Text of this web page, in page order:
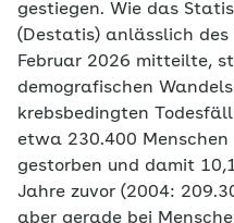
gestiegen. Wie das
(Destatis) anlässlich
Februar 2026 mitteilte,
demografischen
krebsbedingten
etwa 230.400
gestorben und damit
Jahre zuvor (2004:
aber gerade bei